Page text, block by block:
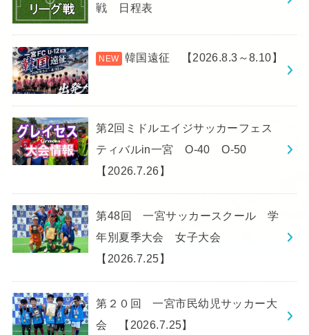
戦 日程表
韓国遠征 【2026.8.3～8.10】
第2回ミドルエイジサッカーフェス
ティバルin一宮 O-40 O-50
【2026.7.26】
第48回 一宮サッカースクール 学
年別夏季大会 女子大会
【2026.7.25】
第２０回 一宮市民幼児サッカー大
会 【2026.7.25】